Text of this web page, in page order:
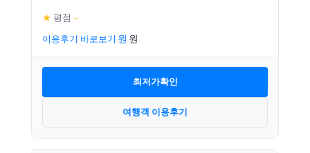
★ 평점 –
이용후기 바로보기
최저가확인
여행객 이용후기